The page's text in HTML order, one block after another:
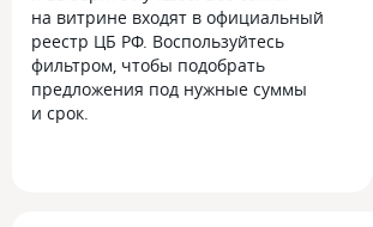
на витрине входят в официальный
реестр ЦБ РФ. Воспользуйтесь
фильтром, чтобы подобрать
предложения под нужные суммы
и срок.